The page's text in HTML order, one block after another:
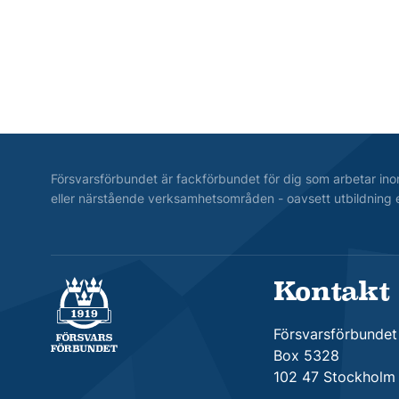
Försvarsförbundet är fackförbundet för dig som arbetar
eller närstående verksamhetsområden - oavsett utbildning
Försvarsförbundet Kontakt
Försvarsförbundet
Box 5328
102 47 Stockholm